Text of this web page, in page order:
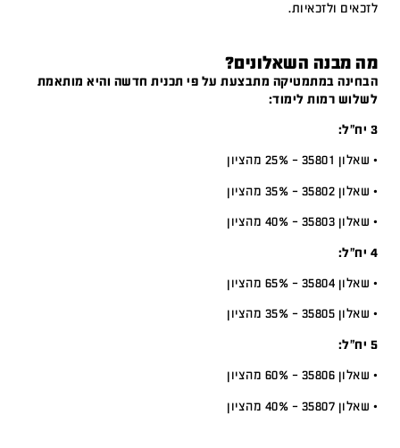
לזכאים ולזכאיות.
מה מבנה השאלונים?
הבחינה במתמטיקה מתבצעת על פי תכנית חדשה והיא מותאמת
לשלוש רמות לימוד:
3 יח”ל:
• שאלון 35801 – 25% מהציון
• שאלון 35802 – 35% מהציון
• שאלון 35803 – 40% מהציון
4 יח”ל:
• שאלון 35804 – 65% מהציון
• שאלון 35805 – 35% מהציון
5 יח”ל:
• שאלון 35806 – 60% מהציון
• שאלון 35807 – 40% מהציון